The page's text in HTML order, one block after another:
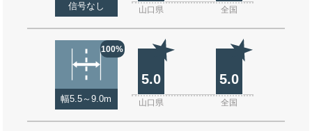
信号なし 山口県 全国
100%
幅5.5～9.0m
5.0 5.0
山口県 全国